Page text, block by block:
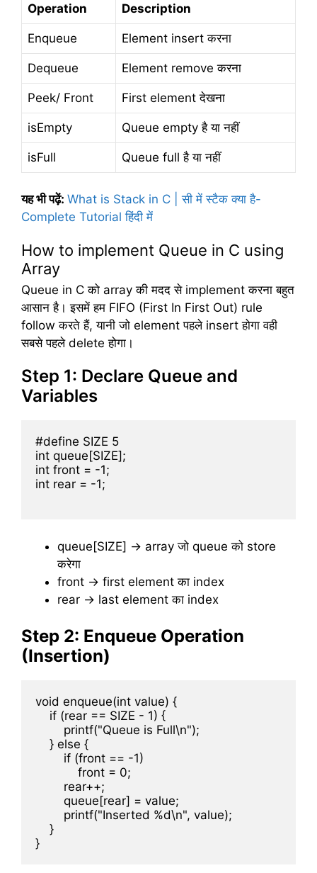
Operation Description
Enqueue Element insert करना
Dequeue Element remove करना
Peek/ Front First element देखना
isEmpty Queue empty है या नहीं
isFull Queue full है या नहीं
यह भी पढ़ें: What is Stack in C | सी में स्टैक क्या है-
Complete Tutorial हिंदी में
How to implement Queue in C using
Array
Queue in C को array की मदद से implement करना बहुत
आसान है। इसमें हम FIFO (First In First Out) rule
follow करते हैं, यानी जो element पहले insert होगा वही
सबसे पहले delete होगा।
Step 1: Declare Queue and
Variables
#define SIZE 5
int queue[SIZE];
int front = -1;
int rear = -1;
queue[SIZE] → array जो queue को store
करेगा
front → first element का index
rear → last element का index
Step 2: Enqueue Operation
(Insertion)
void enqueue(int value) {
    if (rear == SIZE - 1) {
        printf("Queue is Full\n");
    } else {
        if (front == -1)
            front = 0;
        rear++;
        queue[rear] = value;
        printf("Inserted %d\n", value);
    }